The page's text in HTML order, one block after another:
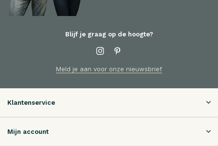
Blijf je graag op de hoogte?
Meld je aan voor onze nieuwsbrief
Klantenservice
Mijn account